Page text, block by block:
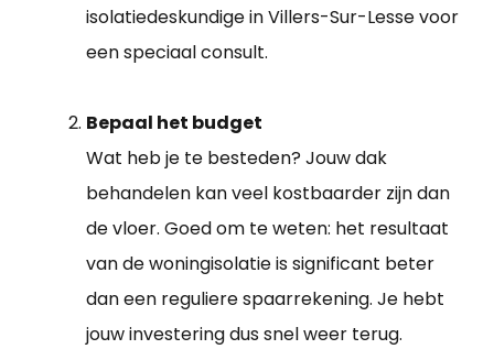
isolatiedeskundige in Villers-Sur-Lesse voor
een speciaal consult.
Bepaal het budget
Wat heb je te besteden? Jouw dak
behandelen kan veel kostbaarder zijn dan
de vloer. Goed om te weten: het resultaat
van de woningisolatie is significant beter
dan een reguliere spaarrekening. Je hebt
jouw investering dus snel weer terug.